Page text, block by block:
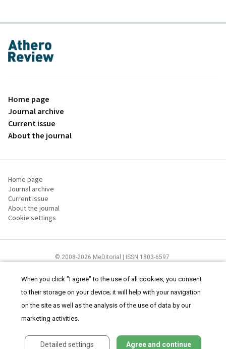
proLékaře.cz
Home page
Journal archive
Current issue
About the journal
Home page
Journal archive
Current issue
About the journal
Cookie settings
© 2008-2026 MeDitorial | ISSN 1803-6597
Useandcookies statement.
When you click "I agree" to the use of all cookies, you consent
to their storage on your device; it will help with your navigation
on the site as well as the analysis of the use of data by our
marketing activities.
Detailed settings Agree and continue